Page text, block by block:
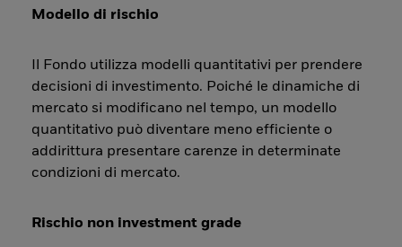
Modello di rischio
Il Fondo utilizza modelli quantitativi per prendere
decisioni di investimento. Poiché le dinamiche di
mercato si modificano nel tempo, un modello
quantitativo può diventare meno efficiente o
addirittura presentare carenze in determinate
condizioni di mercato.
Rischio non investment grade